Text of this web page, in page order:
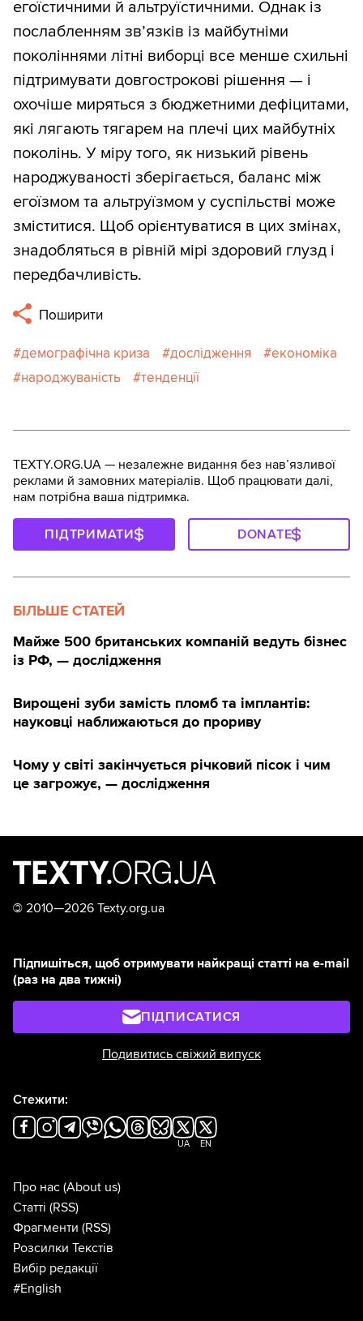
егоїстичними й альтруїстичними. Однак із
послабленням зв’язків із майбутніми
поколіннями літні виборці все менше схильні
підтримувати довгострокові рішення — і
охочіше миряться з бюджетними дефіцитами,
які лягають тягарем на плечі цих майбутніх
поколінь. У міру того, як низький рівень
народжуваності зберігається, баланс між
егоїзмом та альтруїзмом у суспільстві може
зміститися. Щоб орієнтуватися в цих змінах,
знадобляться в рівній мірі здоровий глузд і
передбачливість.
Поширити
демографічна криза дослідження
економіка
народжуваність
тенденції
TEXTY.ORG.UA — незалежне видання без навʼязливої
реклами й замовних матеріалів. Щоб працювати далі,
нам потрібна ваша підтримка.
ПІДТРИМАТИ DONATE
БІЛЬШЕ СТАТЕЙ
Майже 500 британських компаній ведуть бізнес
із РФ, — дослідження
Вирощені зуби замість пломб та імплантів:
науковці наближаються до прориву
Чому у світі закінчується річковий пісок і чим
це загрожує, — дослідження
© 2010—2026 Texty.org.ua
Підпишіться, щоб отримувати найкращі статті на e-mail
(раз на два тижні)
ПІДПИСАТИСЯ
Подивитись свіжий випуск
Стежити:
UA EN
Про нас (About us)
Статті (RSS)
Фрагменти (RSS)
Розсилки Текстів
Вибір редакції
#English